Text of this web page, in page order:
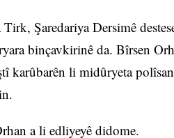
Şaredariya Dersimê
binçavkirinê da. Bîrsen
karûbarên li midûryeta
a li edliyeyê didome.